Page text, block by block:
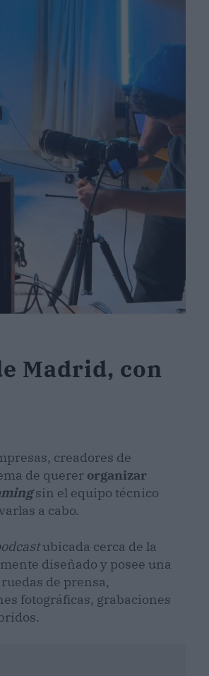
Madrid, con
creadores de
de querer organizar
sin el equipo técnico
a cabo.
ubicada cerca de la
diseñado y posee una
de prensa,
fotográficas, grabaciones